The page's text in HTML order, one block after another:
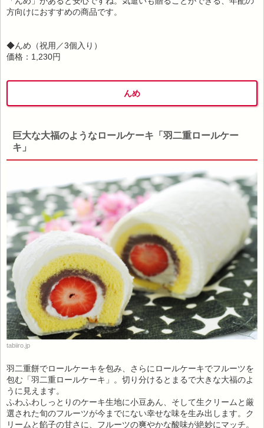
方向けにおすすめの商品です。
◆んめ（祝用／3個入り）
価格：1,230円
んめ
巨大な大福のようなロールケーキ「羽二重ロールケー
キ」
tabiiro.jp
羽二重餅でロールケーキを包み、さらにロールケーキでフルーツを
包む「羽二重ロールケーキ」。切り分けるとまるで大きな大福のよ
うに見えます。
ふわふわしっとりのケーキ生地に小豆あん、そして生クリームと厳
選された旬のフルーツが今までにない幸せな味を生み出します。ク
リームと餡子の甘さに、フルーツの爽やかな酸味が絶妙にマッチ。